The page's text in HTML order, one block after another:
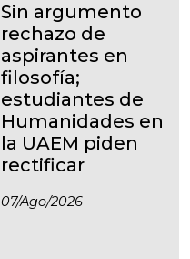
Sin argumento
rechazo de
aspirantes en
filosofía;
estudiantes de
Humanidades en
la UAEM piden
rectificar
07/ago/2026